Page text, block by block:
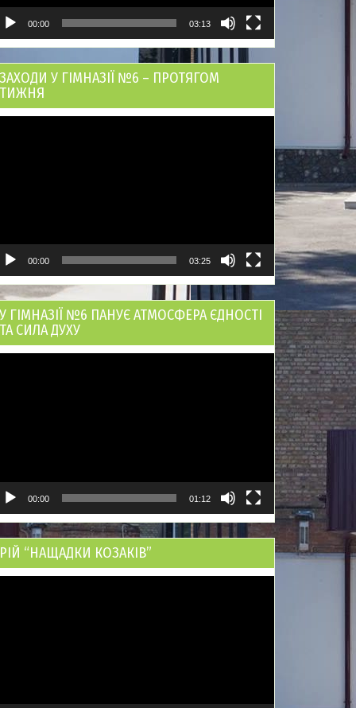
00:00 03:13
ЗАХОДИ У ГІМНАЗІЇ №6 – ПРОТЯГОМ
ТИЖНЯ
00:00 03:25
У ГІМНАЗІЇ №6 ПАНУЄ АТМОСФЕРА ЄДНОСТІ
ТА СИЛА ДУХУ
00:00 01:12
РІЙ “НАЩАДКИ КОЗАКІВ”